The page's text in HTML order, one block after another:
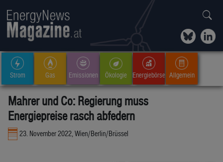
Strom Gas Emissionen Ökologie Energiebörse Allgemein
Mahrer und Co: Regierung muss
Energiepreise rasch abfedern
23. November 2022, Wien/Berlin/Brüssel